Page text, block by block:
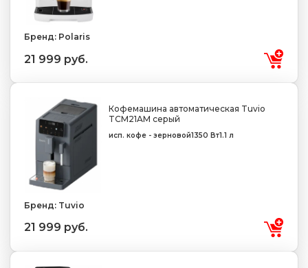
Бренд: Polaris
21 999 руб.
Кофемашина автоматическая Tuvio
TCM21AM серый
исп. кофе - зерновой1350 Вт1.1 л
Бренд: Tuvio
21 999 руб.